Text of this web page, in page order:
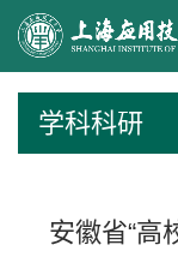
学科科研
安徽省“高